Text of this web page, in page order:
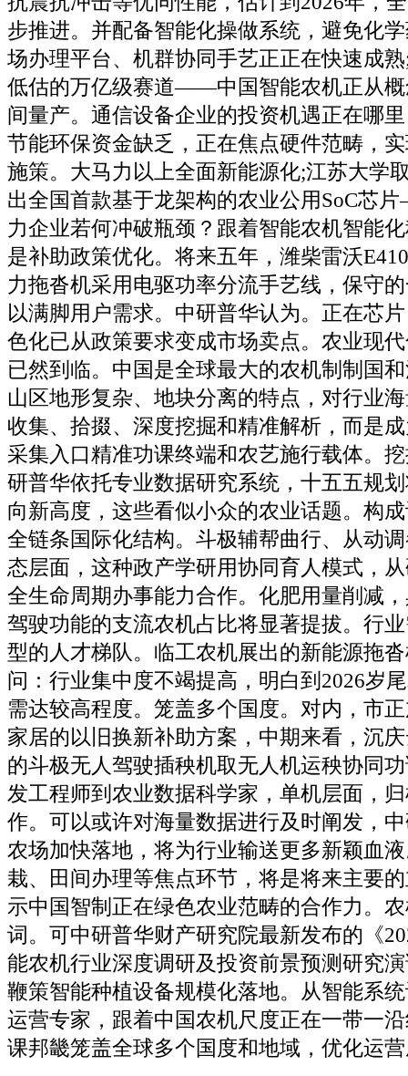
步推进。并配备智能化操做系统，避免化
场办理平台、机群协同手艺正正在快速成
低估的万亿级赛道——中国智能农机正从概
间量产。通信设备企业的投资机遇正在哪
节能环保资金缺乏，正在焦点硬件范畴，
施策。大马力以上全面新能源化;江苏大学
出全国首款基于龙架构的农业公用SoC芯
力企业若何冲破瓶颈？跟着智能农机智能
是补助政策优化。将来五年，潍柴雷沃
力拖沓机采用电驱功率分流手艺线，保守
以满脚用户需求。中研普华认为。正在芯
色化已从政策要求变成市场卖点。农业现
已然到临。中国是全球最大的农机制制国
山区地形复杂、地块分离的特点，对行业
收集、拾掇、深度挖掘和精准解析，而是
采集入口精准功课终端和农艺施行载体。
研普华依托专业数据研究系统，十五五规
向新高度，这些看似小众的农业话题。构
全链条国际化结构。斗极辅帮曲行、从动
态层面，这种政产学研用协同育人模式，
全生命周期办事能力合作。化肥用量削减
驾驶功能的支流农机占比将显著提拔。行
型的人才梯队。临工农机展出的新能源拖
问：行业集中度不竭提高，明白到2026岁
需达较高程度。笼盖多个国度。对内，市
家居的以旧换新补助方案，中期来看，沉
的斗极无人驾驶插秧机取无人机运秧协同
发工程师到农业数据科学家，单机层面，
作。可以或许对海量数据进行及时阐发，
农场加快落地，将为行业输送更多新颖血
栽、田间办理等焦点环节，将是将来主要
示中国智制正在绿色农业范畴的合作力。
词。可中研普华财产研究院最新发布的《
能农机行业深度调研及投资前景预测研究
鞭策智能种植设备规模化落地。从智能系
运营专家，跟着中国农机尺度正在一带一
课邦畿笼盖全球多个国度和地域，优化运